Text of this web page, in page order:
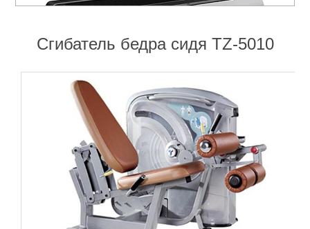
Сгибатель бедра сидя TZ-5010